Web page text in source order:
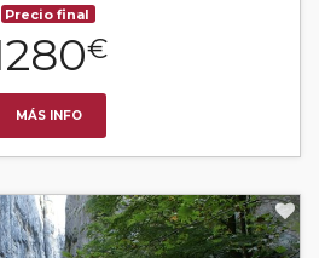
Precio final
€
MÁS INFO